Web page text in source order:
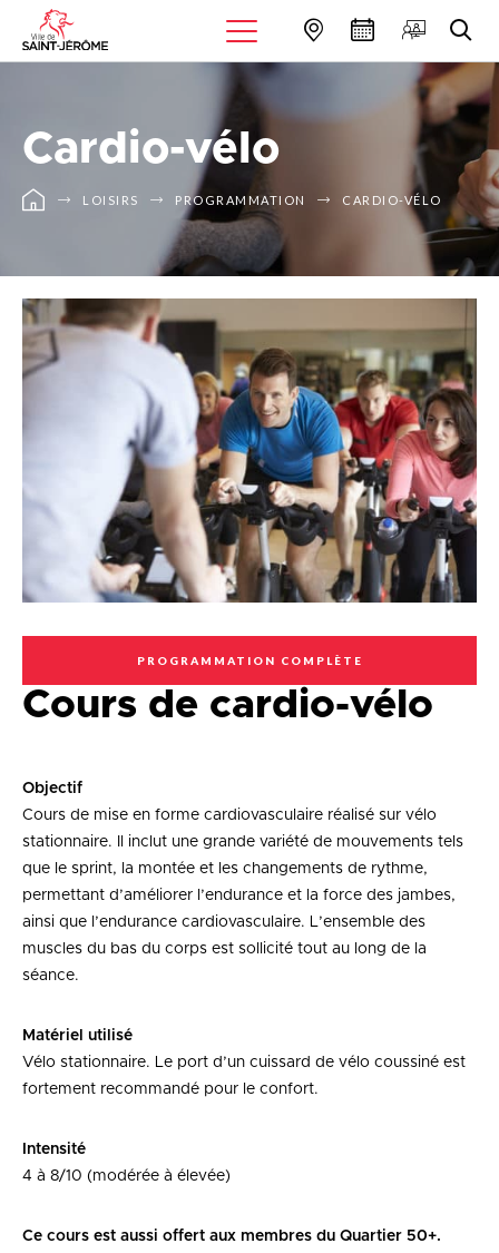
Cardio-vélo
LOISIRS PROGRAMMATION CARDIO-VÉLO
PROGRAMMATION COMPLÈTE
Cours de cardio-vélo
Objectif
Cours de mise en forme cardiovasculaire réalisé sur vélo
stationnaire. Il inclut une grande variété de mouvements tels
que le sprint, la montée et les changements de rythme,
permettant d’améliorer l’endurance et la force des jambes,
ainsi que l’endurance cardiovasculaire. L’ensemble des
muscles du bas du corps est sollicité tout au long de la
séance.
Matériel utilisé
Vélo stationnaire. Le port d’un cuissard de vélo coussiné est
fortement recommandé pour le confort.
Intensité
4 à 8/10 (modérée à élevée)
Ce cours est aussi offert aux membres du Quartier 50+.